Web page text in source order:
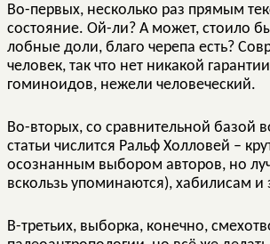
Во-первых, несколько раз прямым
состояние. Ой-ли? А может, стоило
лобные доли, благо черепа есть?
человек, так что нет никакой
гоминоидов, нежели человеческий.
Во-вторых, со сравнительной базой
статьи числится Ральф Холловей –
осознанным выбором авторов, но
вскользь упоминаются), хабилисам
В-третьих, выборка, конечно,